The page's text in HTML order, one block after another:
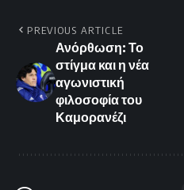
PREVIOUS ARTICLE
Ανόρθωση: Το
στίγμα και η νέα
αγωνιστική
φιλοσοφία του
Καμορανέζι